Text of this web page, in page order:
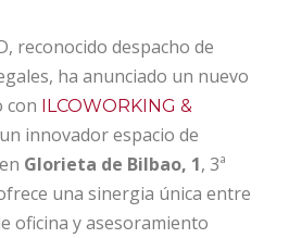
reconocido despacho de
ha anunciado un nuevo
con ILCOWORKING &
innovador espacio de
Glorieta de Bilbao, 1, 3ª
una sinergia única entre
oficina y asesoramiento